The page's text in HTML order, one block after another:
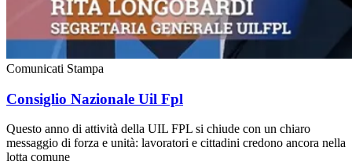
Comunicati Stampa
Consiglio Nazionale Uil Fpl
Questo anno di attività della UIL FPL si chiude con un chiaro
messaggio di forza e unità: lavoratori e cittadini credono ancora nella
lotta comune